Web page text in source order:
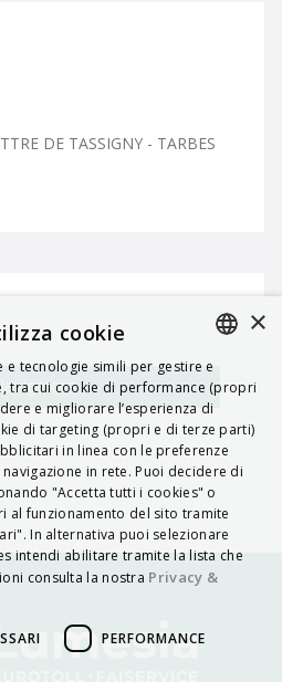
DE TASSIGNY - TARBES
ITALIAN
ENGLISH
FRENCH
HUNGARIAN
DEUTSCH
POLSKI
PORTUGUÊS
×
cookie
e tecnologie simili per gestire e
tra cui cookie di performance (propri
e migliorare l’esperienza di
di targeting (propri e di terze parti)
in linea con le preferenze
in rete. Puoi decidere di
"Accetta tutti i cookies" o
al funzionamento del sito tramite
In alternativa puoi selezionare
intendi abilitare tramite la lista che
consulta la nostra Privacy &
PERFORMANCE